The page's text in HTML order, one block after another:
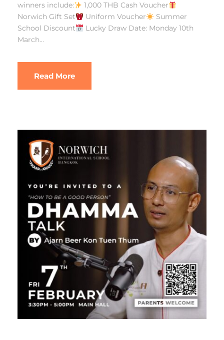
winners include:
1,000 THB Cash Voucher
Norwich Gift Set
Uniform Voucher
Summer
School Discount
Lucky Draw Date: Monday 10th
March...
Read More